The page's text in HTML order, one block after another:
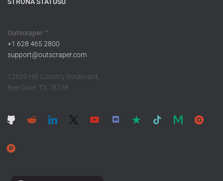
STRONA STATUSU
Outscraper ™
+1 628 465 2800
support@outscraper.com
12600 Hill Country Boulevard,
Bee Cave, TX 78738